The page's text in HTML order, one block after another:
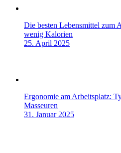
Die besten Lebensmittel zum
wenig Kalorien
25. April 2025
Ergonomie am Arbeitsplatz:
Masseuren
31. Januar 2025